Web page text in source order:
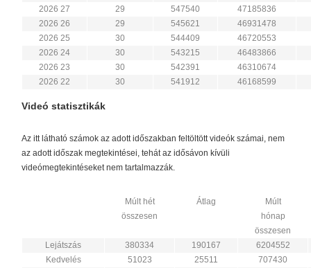
2026 27
29 547540
47185836
2026 26
29 545621
46931478
2026 25
30 544409
46720553
2026 24
30 543215
46483866
2026 23
30 542391
46310674
2026 22
30 541912 46168599
Videó statisztikák
Az itt látható számok az adott időszakban feltöltött videók számai, nem
az adott időszak megtekintései, tehát az idősávon kívüli
videómegtekintéseket nem tartalmazzák.
Múlt hét
összesen
Átlag
Múlt
hónap
összesen
Lejátszás
380334 190167
6204552
Kedvelés
51023 25511
707430